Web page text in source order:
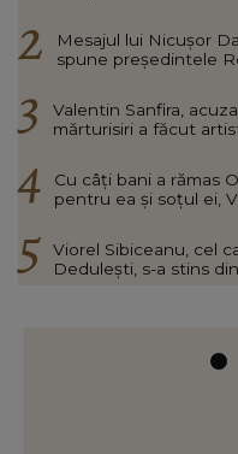
Mesajul lui Nicușor
spune președintele
Valentin Sanfira,
mărturisiri a făcut
Cu câți bani a rămas
pentru ea și soțul ei,
Viorel Sibiceanu, cel
Dedulești, s-a stins